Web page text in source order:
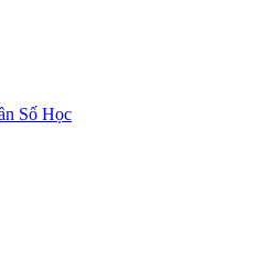
Số Học